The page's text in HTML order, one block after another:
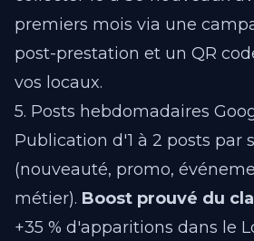
premiers mois via une
post-prestation et un QR
vos locaux.
5. Posts hebdomadaires
Publication d'1 à 2 posts par
(nouveauté, promo,
métier). Boost prouvé du
+35 % d'apparitions dans le